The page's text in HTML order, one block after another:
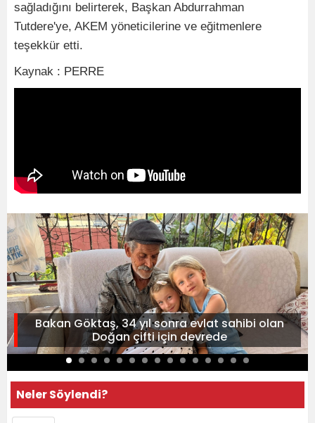
sağladığını belirterek, Başkan Abdurrahman
Tutdere'ye, AKEM yöneticilerine ve eğitmenlere
teşekkür etti.
Kaynak : PERRE
Bakan Göktaş, 34 yıl sonra evlat sahibi olan
Doğan çifti için devrede
Neler Söylendi?